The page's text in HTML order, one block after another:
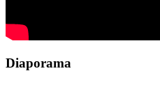
Diaporama